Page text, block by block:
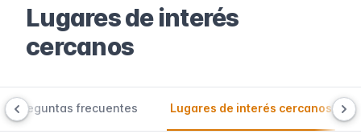
Lugares de interés
cercanos
Preguntas frecuentes Lugares de interés cercanos